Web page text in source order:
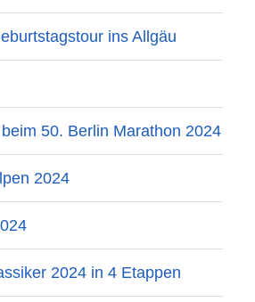
ins Allgäu
50. Berlin Marathon 2024
2024
2024 in 4 Etappen